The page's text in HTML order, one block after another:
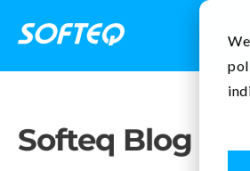
Softeq Blog